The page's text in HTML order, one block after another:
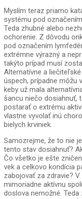
Myslím teraz priamo
systému pod
Teda zhubné alebo
ochorenie. Z dôvodu
pod označením
extrémne výrazný a
takýto prípad musí
Alternatívne a
úspech, prípadne môžu
keby už mala
šancu niečo dosiahnuť,
postarať o extrému
vlastne vyvolať inú
bielych krviniek.
Samozrejme, že to nie
tento stav dosiahnuť?
Čo všetko je ešte
vek a celkovo kondícia
zabojovať za zdravie?
mimoriadne aktívnu
doslova nemožné.